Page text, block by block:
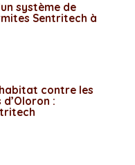
système de
Sentritech à
contre les
: